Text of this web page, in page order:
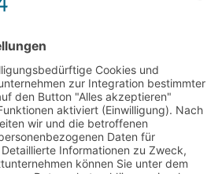
Daten zur Beantwortung
*